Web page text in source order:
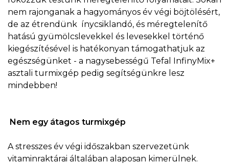
nem rajonganak a hagyományos év végi böjtölésért,
de az étrendünk ínycsiklandó, és méregtelenítő
hatású gyümölcslevekkel és levesekkel történő
kiegészítésével is hatékonyan támogathatjuk az
egészségünket - a nagysebességű Tefal InfinyMix+
asztali turmixgép pedig segítségünkre lesz
mindebben!
Nem egy átagos turmixgép
A stresszes év végi időszakban szervezetünk
vitaminraktárai általában alaposan kimerülnek.